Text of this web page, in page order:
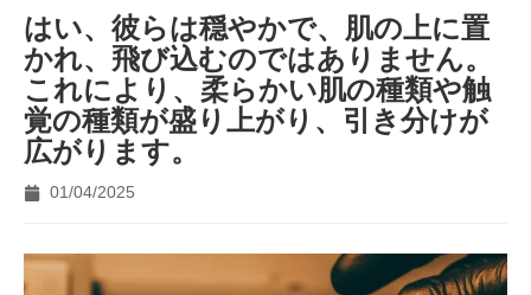
はい、彼らは穏やかで、肌の上に置
かれ、飛び込むのではありません。
これにより、柔らかい肌の種類や触
覚の種類が盛り上がり、引き分けが
広がります。
01/04/2025